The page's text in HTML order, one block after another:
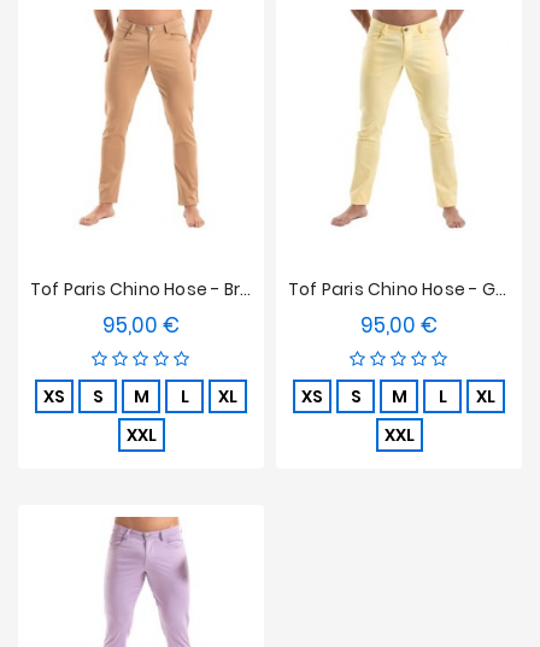
Tof Paris Chino Hose - Braun
95,00 €
XS S M L
XL
XXL
Tof Paris Chino Hose - Gelb
95,00 €
XS S M L
XL
XXL